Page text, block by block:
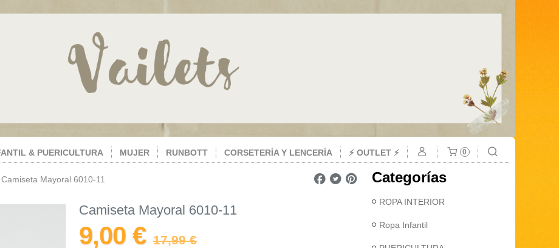
& PUERICULTURA MUJER RUNBOTT CORSETERÍA Y LENCERÍA ⚡ OUTLET ⚡ 0
Camiseta Mayoral 6010-11
Camiseta Mayoral 6010-11
9,00 € 17,99 €
Categorías
ROPA INTERIOR
Ropa Infantil